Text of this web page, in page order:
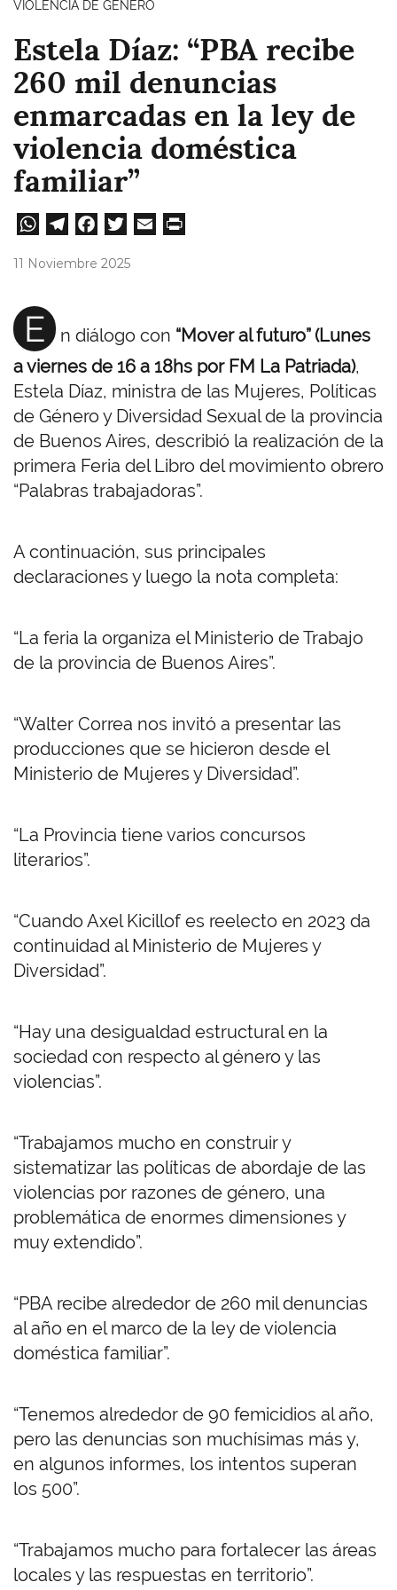
VIOLENCIA DE GÉNERO
Estela Díaz: “PBA recibe
260 mil denuncias
enmarcadas en la ley de
violencia doméstica
familiar”
W
A
pp
Te
m
Fa
11 Noviembre 2025
E n diálogo con “Mover al futuro” (Lunes
a viernes de 16 a 18hs por FM La Patriada),
Estela Díaz, ministra de las Mujeres, Políticas
de Género y Diversidad Sexual de la provincia
de Buenos Aires, describió la realización de la
primera Feria del Libro del movimiento obrero
“Palabras trabajadoras”.
A continuación, sus principales
declaraciones y luego la nota completa:
“La feria la organiza el Ministerio de Trabajo
de la provincia de Buenos Aires”.
“Walter Correa nos invitó a presentar las
producciones que se hicieron desde el
Ministerio de Mujeres y Diversidad”.
“La Provincia tiene varios concursos
literarios”.
“Cuando Axel Kicillof es reelecto en 2023 da
continuidad al Ministerio de Mujeres y
Diversidad”.
“Hay una desigualdad estructural en la
sociedad con respecto al género y las
violencias”.
“Trabajamos mucho en construir y
sistematizar las políticas de abordaje de las
violencias por razones de género, una
problemática de enormes dimensiones y
muy extendido”.
“PBA recibe alrededor de 260 mil denuncias
al año en el marco de la ley de violencia
doméstica familiar”.
“Tenemos alrededor de 90 femicidios al año,
pero las denuncias son muchísimas más y,
en algunos informes, los intentos superan
los 500”.
“Trabajamos mucho para fortalecer las áreas
locales y las respuestas en territorio”.